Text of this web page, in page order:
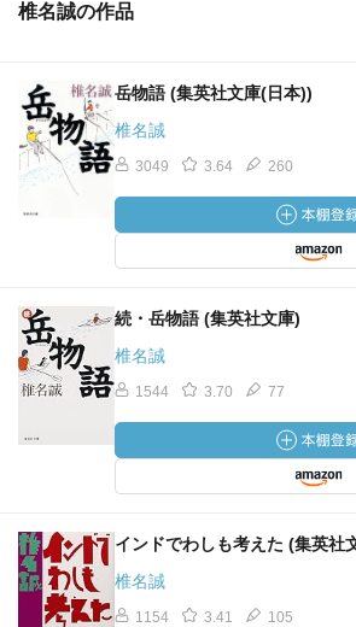
椎名誠の作品
岳物語 (集英社文庫(日本))
椎名誠
3049 3.64 260
続・岳物語 (集英社文庫)
椎名誠
1544 3.70 77
インドでわしも考えた (集英社
椎名誠
1154 3.41 105